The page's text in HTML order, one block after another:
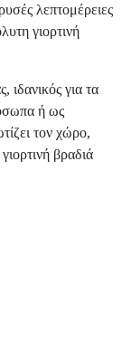
λεπτομέρειες
γιορτινή
ιδανικός για τα
ή ως
τον χώρο,
βραδιά